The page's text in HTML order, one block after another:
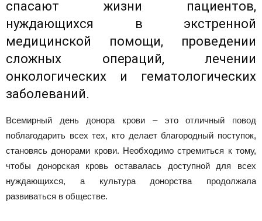
спасают жизни пациентов,
нуждающихся в экстренной
медицинской помощи, проведении
сложных операций, лечении
онкологических и гематологических
заболеваний.
Всемирный день донора крови – это отличный повод
поблагодарить всех тех, кто делает благородный поступок,
становясь донорами крови. Необходимо стремиться к тому,
чтобы донорская кровь оставалась доступной для всех
нуждающихся, а культура донорства продолжала
развиваться в обществе.